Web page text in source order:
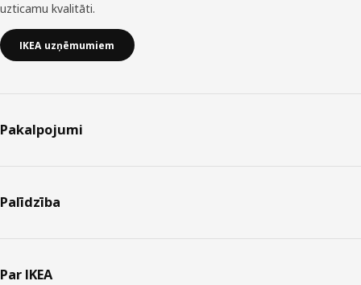
uzticamu kvalitāti.
IKEA uzņēmumiem
Pakalpojumi
Palīdzība
Par IKEA